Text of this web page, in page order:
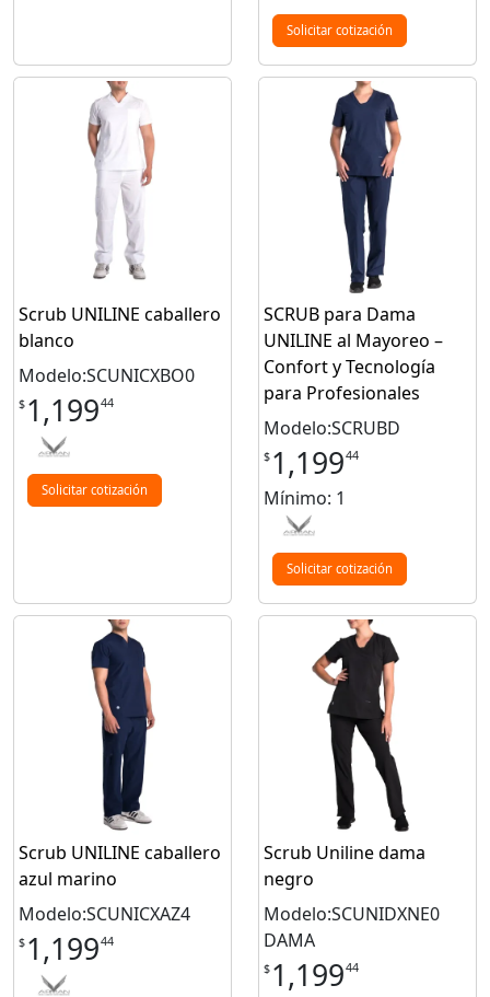
Solicitar cotización
Scrub UNILINE caballero
blanco
Modelo:SCUNICXBO0
$ 1,19944
Solicitar cotización
SCRUB para Dama
UNILINE al Mayoreo –
Confort y Tecnología
para Profesionales
Modelo:SCRUBD
$ 1,19944
Mínimo: 1
Solicitar cotización
Scrub UNILINE caballero
azul marino
Modelo:SCUNICXAZ4
$ 1,19944
Scrub Uniline dama
negro
Modelo:SCUNIDXNE0
DAMA
$ 1,19944